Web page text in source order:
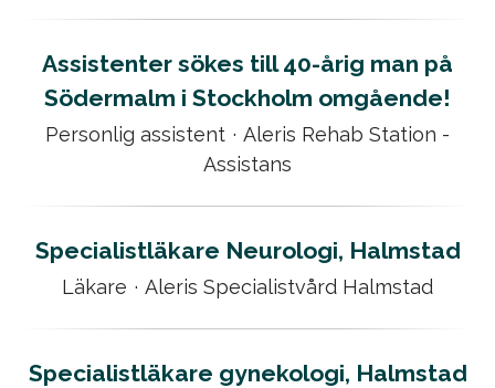
Assistenter sökes till 40-årig man på
Södermalm i Stockholm omgående!
Personlig assistent · Aleris Rehab Station -
Assistans
Specialistläkare Neurologi, Halmstad
Läkare · Aleris Specialistvård Halmstad
Specialistläkare gynekologi, Halmstad